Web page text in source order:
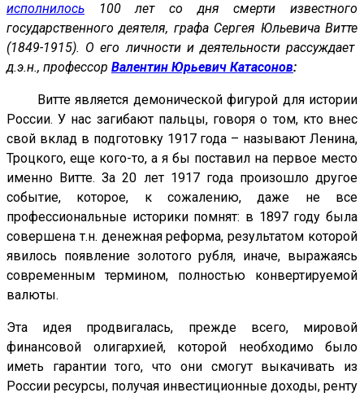
исполнилось 100 лет со дня смерти известного
государственного деятеля, графа Сергея Юльевича Витте
(1849-1915). О его личности и деятельности рассуждает
д.э.н., профессор Валентин Юрьевич Катасонов:
Витте является демонической фигурой для истории
России. У нас загибают пальцы, говоря о том, кто внес
свой вклад в подготовку 1917 года – называют Ленина,
Троцкого, еще кого-то, а я бы поставил на первое место
именно Витте. За 20 лет 1917 года произошло другое
событие, которое, к сожалению, даже не все
профессиональные историки помнят: в 1897 году была
совершена т.н. денежная реформа, результатом которой
явилось появление золотого рубля, иначе, выражаясь
современным термином, полностью конвертируемой
валюты.
Эта идея продвигалась, прежде всего, мировой
финансовой олигархией, которой необходимо было
иметь гарантии того, что они смогут выкачивать из
России ресурсы, получая инвестиционные доходы, ренту